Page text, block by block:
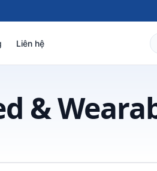
Liên hệ
&